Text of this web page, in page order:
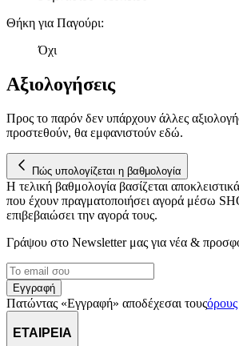
παρέχουμε λειτουργίες μέσων κοινωνικής
αναλύουμε την κυκλοφορία μας. Εμείς και
διεύθυνση IP σας, χρησιμοποιώντας
στη συσκευή σας, με σκοπό την προβολή
διαφημίσεις και περιεχόμενο, την καλύτερη
μας και την ανάπτυξη προϊόντων. Επίσης,
τοποθεσίας μας στους συνεργάτες μέσων
δικτύωσης, διαφημίσεων και ανάλυσης.
Θήκη για Παγούρι:
Όχι
Αξιολογήσεις
Προς το παρόν δεν υπάρχουν άλλες
προστεθούν, θα εμφανιστούν εδώ.
Πώς υπολογίζεται η βαθμολογία
Η τελική βαθμολογία βασίζεται
που έχουν πραγματοποιήσει αγορά μέσω
επιβεβαιώσει την αγορά τους.
Γράψου στο Νewsletter μας για νέα &
Εγγραφή
Πατώντας «Εγγραφή» αποδέχεσαι τους
ΕΤΑΙΡΕΙΑ